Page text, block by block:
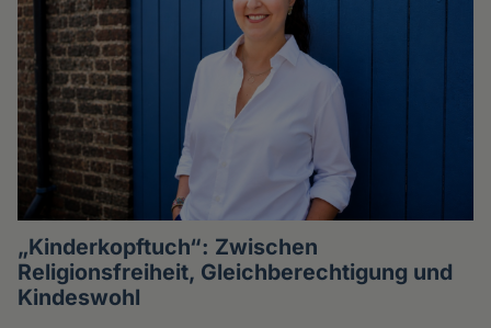
„Kinderkopftuch“: Zwischen
Religionsfreiheit, Gleichberechtigung und
Kindeswohl